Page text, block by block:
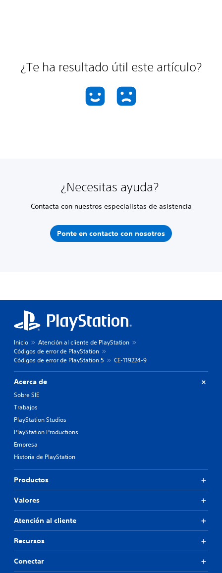
¿Te ha resultado útil este artículo?
¿Necesitas ayuda?
Contacta con nuestros especialistas de asistencia
Ponte en contacto con nosotros
Inicio
Atención al cliente de PlayStation
Códigos de error de PlayStation
Códigos de error de PlayStation 5
CE-119224-9
Acerca de
Sobre SIE
Trabajos
PlayStation Studios
PlayStation Productions
Empresa
Historia de PlayStation
Productos
Valores
Atención al cliente
Recursos
Conectar